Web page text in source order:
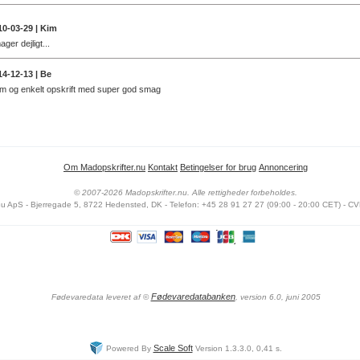
03-29 | Kim
dejligt...
12-13 | Be
og enkelt opskrift med super god smag
Om Madopskrifter.nu Kontakt Betingelser for brug Annoncering
© 2007-2026 Madopskrifter.nu. Alle rettigheder forbeholdes.
ApS - Bjerregade 5, 8722 Hedensted, DK - Telefon: +45 28 91 27 27 (09:00 - 20:00 CET) -
Fødevaredata leveret af © Fødevaredatabanken, version 6.0, juni 2005
Powered By Scale SoftVersion 1.3.3.0, 0,41 s.